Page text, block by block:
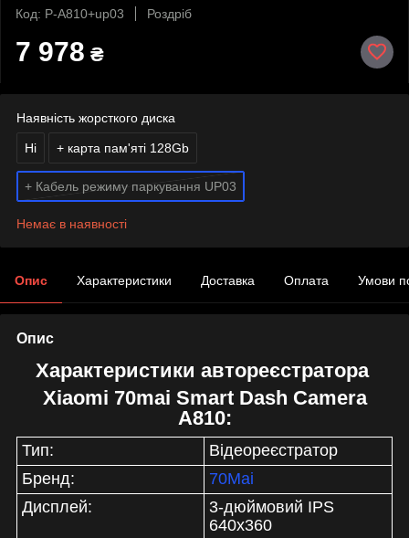
Код: P-A810+up03
Роздріб
7 978 ₴
Наявність жорсткого диска
Ні + карта пам'яті 128Gb
+ Кабель режиму паркування UP03
Немає в наявності
Опис Характеристики Доставка Оплата Умови
Опис
Характеристики автореєстратора
Xiaomi 70mai Smart Dash Camera
A810:
Тип:
Відеореєстратор
Бренд:
70Mai
Дисплей:
3-дюймовий IPS
640х360